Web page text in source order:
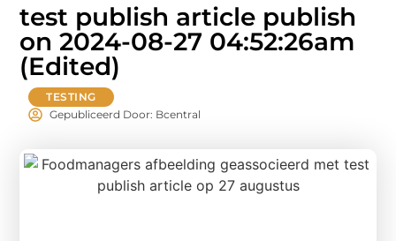
test publish article publish
on 2024-08-27 04:52:26am
(Edited)
TESTING
Gepubliceerd Door: Bcentral